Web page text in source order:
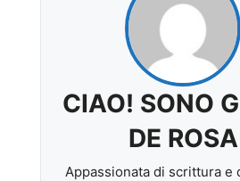
CIAO! SONO
DE ROSA
Appassionata di scrittura e